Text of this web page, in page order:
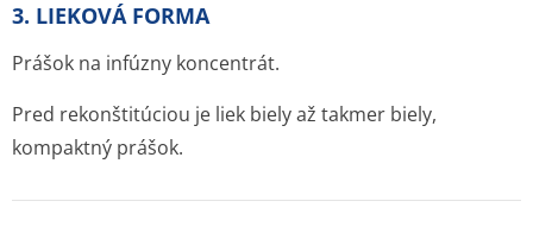
3. LIEKOVÁ FORMA
Prášok na infúzny koncentrát.
Pred rekonštitúciou je liek biely až takmer biely,
kompaktný prášok.